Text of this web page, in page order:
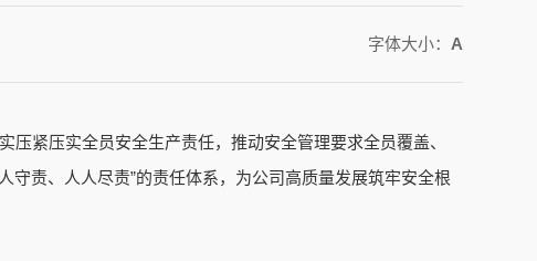
字体大小： A
紧压实全员安全生产责任，推动安全管理要求全员覆盖、
守责、人人尽责”的责任体系，为公司高质量发展筑牢安全根